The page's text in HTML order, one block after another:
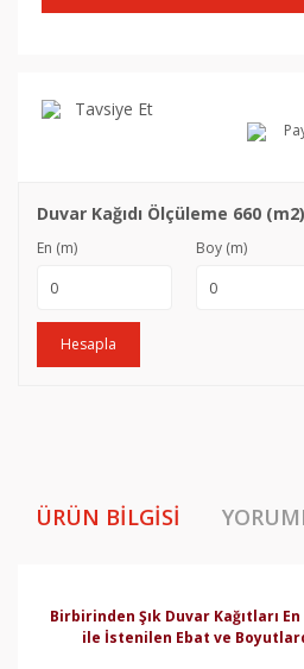
Tavsiye Et
Duvar Kağıdı Ölçüleme 660 (m2)
En (m) Boy (m)
Hesapla
ÜRÜN BILGISI
Birbirinden Şık Duvar Kağıtları
ile İstenilen Ebat ve